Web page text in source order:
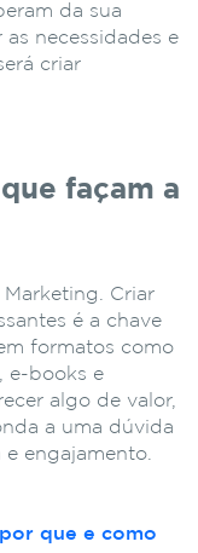
da sua
necessidades e
criar
façam a
Criar
é a chave
formatos como
e-books e
algo de valor,
a uma dúvida
engajamento.
que e como